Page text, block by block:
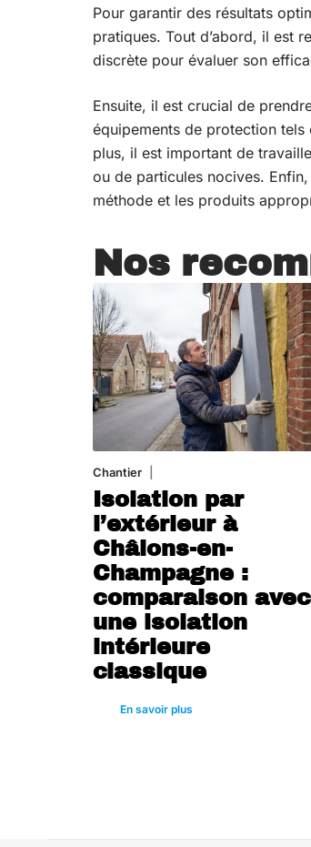
Pour garantir des résultats
pratiques. Tout d’abord, il est
discrète pour évaluer son
Ensuite, il est crucial de
équipements de protection
plus, il est important de
ou de particules nocives.
méthode et les produits
Nos
Chantier
Isolation par
l’extérieur à
Châlons-en-
Champagne :
comparaison avec
une isolation
intérieure
classique
En savoir plus